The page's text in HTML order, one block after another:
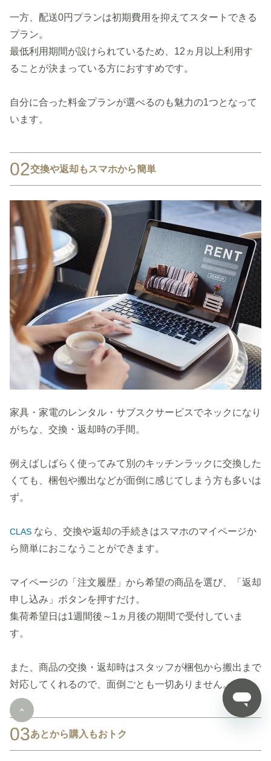
一方、配送0円プランは初期費用を抑えてスタートできる
プラン。
最低利用期間が設けられているため、12ヵ月以上利用す
ることが決まっている方におすすめです。
自分に合った料金プランが選べるのも魅力の1つとなって
います。
02交換や返却もスマホから簡単
家具・家電のレンタル・サブスクサービスでネックになり
がちな、交換・返却時の手間。
例えばしばらく使ってみて別のキッチンラックに交換した
くても、梱包や搬出などが面倒に感じてしまう方も多いは
ず。
CLAS なら、交換や返却の手続きはスマホのマイページか
ら簡単におこなうことができます。
マイページの「注文履歴」から希望の商品を選び、「返却
申し込み」ボタンを押すだけ。
集荷希望日は1週間後～1ヵ月後の期間で受付していま
す。
また、商品の交換・返却時はスタッフが梱包から搬出まで
対応してくれるので、面倒ごとも一切ありません。
03あとから購入もおトク